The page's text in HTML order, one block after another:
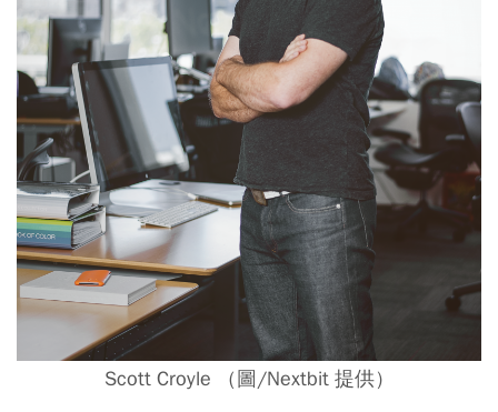
Scott Croyle （圖/Nextbit 提供）